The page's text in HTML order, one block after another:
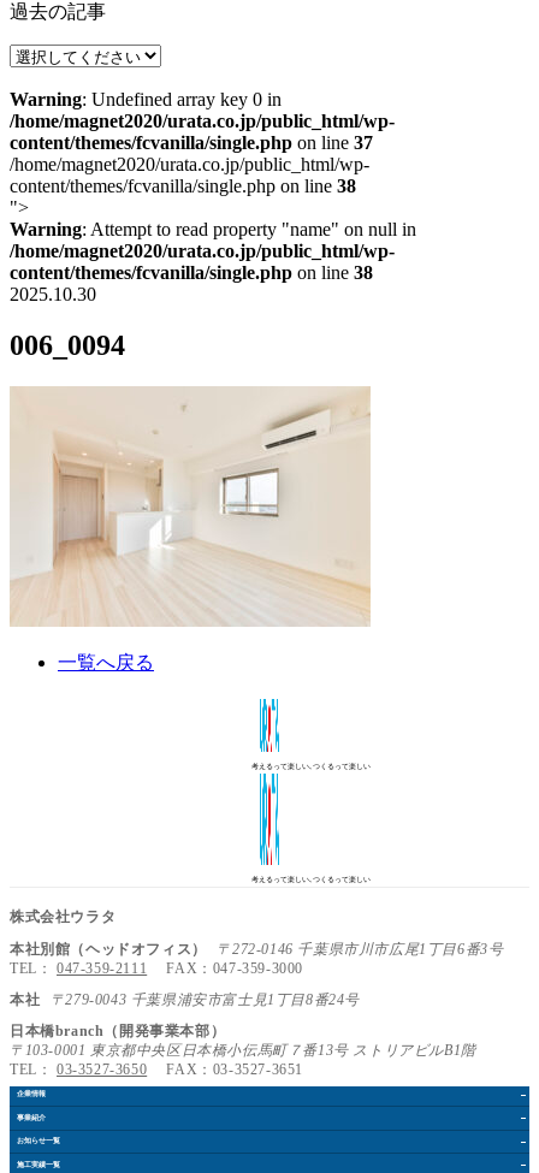
過去の記事
Warning: Undefined array key 0 in
/home/magnet2020/urata.co.jp/public_html/wp-
content/themes/fcvanilla/single.php on line 37
/home/magnet2020/urata.co.jp/public_html/wp-
content/themes/fcvanilla/single.php on line 38
">
Warning: Attempt to read property "name" on null in
/home/magnet2020/urata.co.jp/public_html/wp-
content/themes/fcvanilla/single.php on line 38
2025.10.30
006_0094
一覧へ戻る
考えるって楽しい､つくるって楽しい
考えるって楽しい､つくるって楽しい
株式会社ウラタ
本社別館（ヘッドオフィス）
〒272-0146 千葉県市川市広尾1丁目6番3号
TEL： 047-359-2111 FAX：047-359-3000
本社
〒279-0043 千葉県浦安市富士見1丁目8番24号
日本橋branch（開発事業本部）
〒103-0001 東京都中央区日本橋小伝馬町７番13号 ストリアビルB1階
TEL： 03-3527-3650 FAX：03-3527-3651
企業情報
事業紹介
お知らせ一覧
施工実績一覧